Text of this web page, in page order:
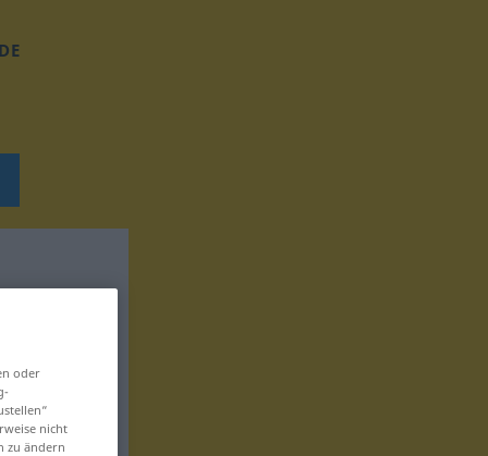
oder
nicht
zu ändern